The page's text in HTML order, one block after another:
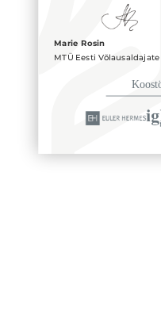
Marie Rosin
MTÜ Eesti